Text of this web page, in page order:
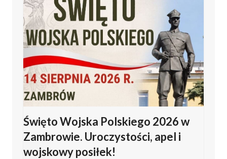
Święto Wojska Polskiego 2026 w
Zambrowie. Uroczystości, apel i
wojskowy posiłek!